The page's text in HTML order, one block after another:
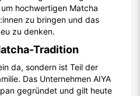
hochwertigen Matcha
zu bringen und das
zu denken.
Tradition
da, sondern ist Teil der
Das Unternehmen AIYA
gegründet und gilt heute